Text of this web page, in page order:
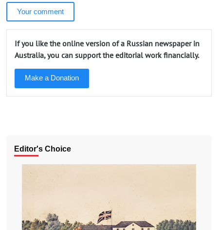
Your comment
If you like the online version of a Russian newspaper in
Australia, you can support the editorial work financially.
Make a Donation
Editor's Choice